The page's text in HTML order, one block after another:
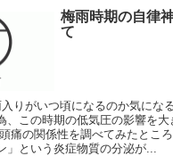
梅雨時期の自律
て
りがいつ頃になるのか気にな
、この時期の低気圧の影響を大
痛の関係性を調べてみたとこ
」という炎症物質の分泌が...